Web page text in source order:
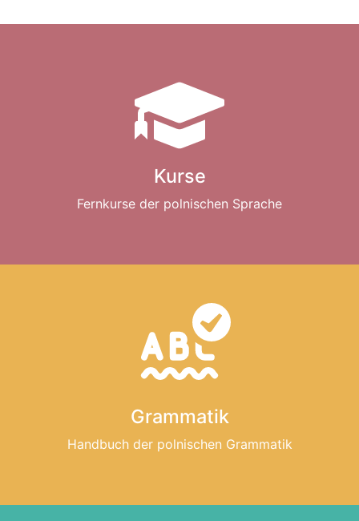
Kurse
Fernkurse der polnischen Sprache
Grammatik
Handbuch der polnischen Grammatik